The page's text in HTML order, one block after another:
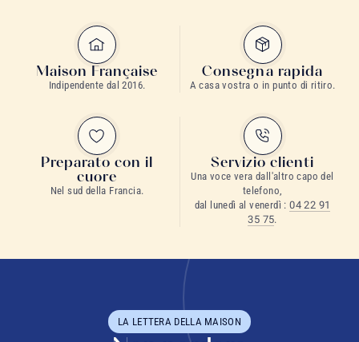
Maison Française
Indipendente dal 2016.
Consegna rapida
A casa vostra o in punto di ritiro.
Preparato con il
cuore
Nel sud della Francia.
Servizio clienti
Una voce vera dall'altro capo del
telefono,
dal lunedì al venerdì :04 22 91
35 75.
LA LETTERA DELLA MAISON